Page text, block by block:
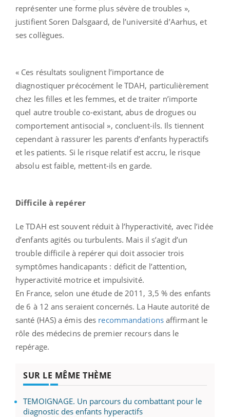
représenter une forme plus sévère de troubles »,
justifient Soren Dalsgaard, de l’université d’Aarhus, et
ses collègues.
« Ces résultats soulignent l’importance de
diagnostiquer précocément le TDAH, particulièrement
chez les filles et les femmes, et de traiter n’importe
quel autre trouble co-existant, abus de drogues ou
comportement antisocial », concluent-ils. Ils tiennent
cependant à rassurer les parents d’enfants hyperactifs
et les patients. Si le risque relatif est accru, le risque
absolu est faible, mettent-ils en garde.
Difficile à repérer
Le TDAH est souvent réduit à l’hyperactivité, avec l’idée
d’enfants agités ou turbulents. Mais il s’agit d’un
trouble difficile à repérer qui doit associer trois
symptômes handicapants : déficit de l’attention,
hyperactivité motrice et impulsivité.
En France, selon une étude de 2011, 3,5 % des enfants
de 6 à 12 ans seraient concernés. La Haute autorité de
santé (HAS) a émis des recommandationsaffirmant le
rôle des médecins de premier recours dans le
repérage.
SUR LE MÊME THÈME
TEMOIGNAGE. Un parcours du combattant pour le
diagnostic des enfants hyperactifs